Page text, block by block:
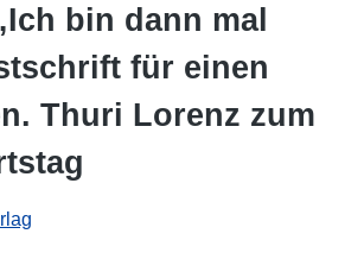
bin dann mal
für einen
Thuri Lorenz zum